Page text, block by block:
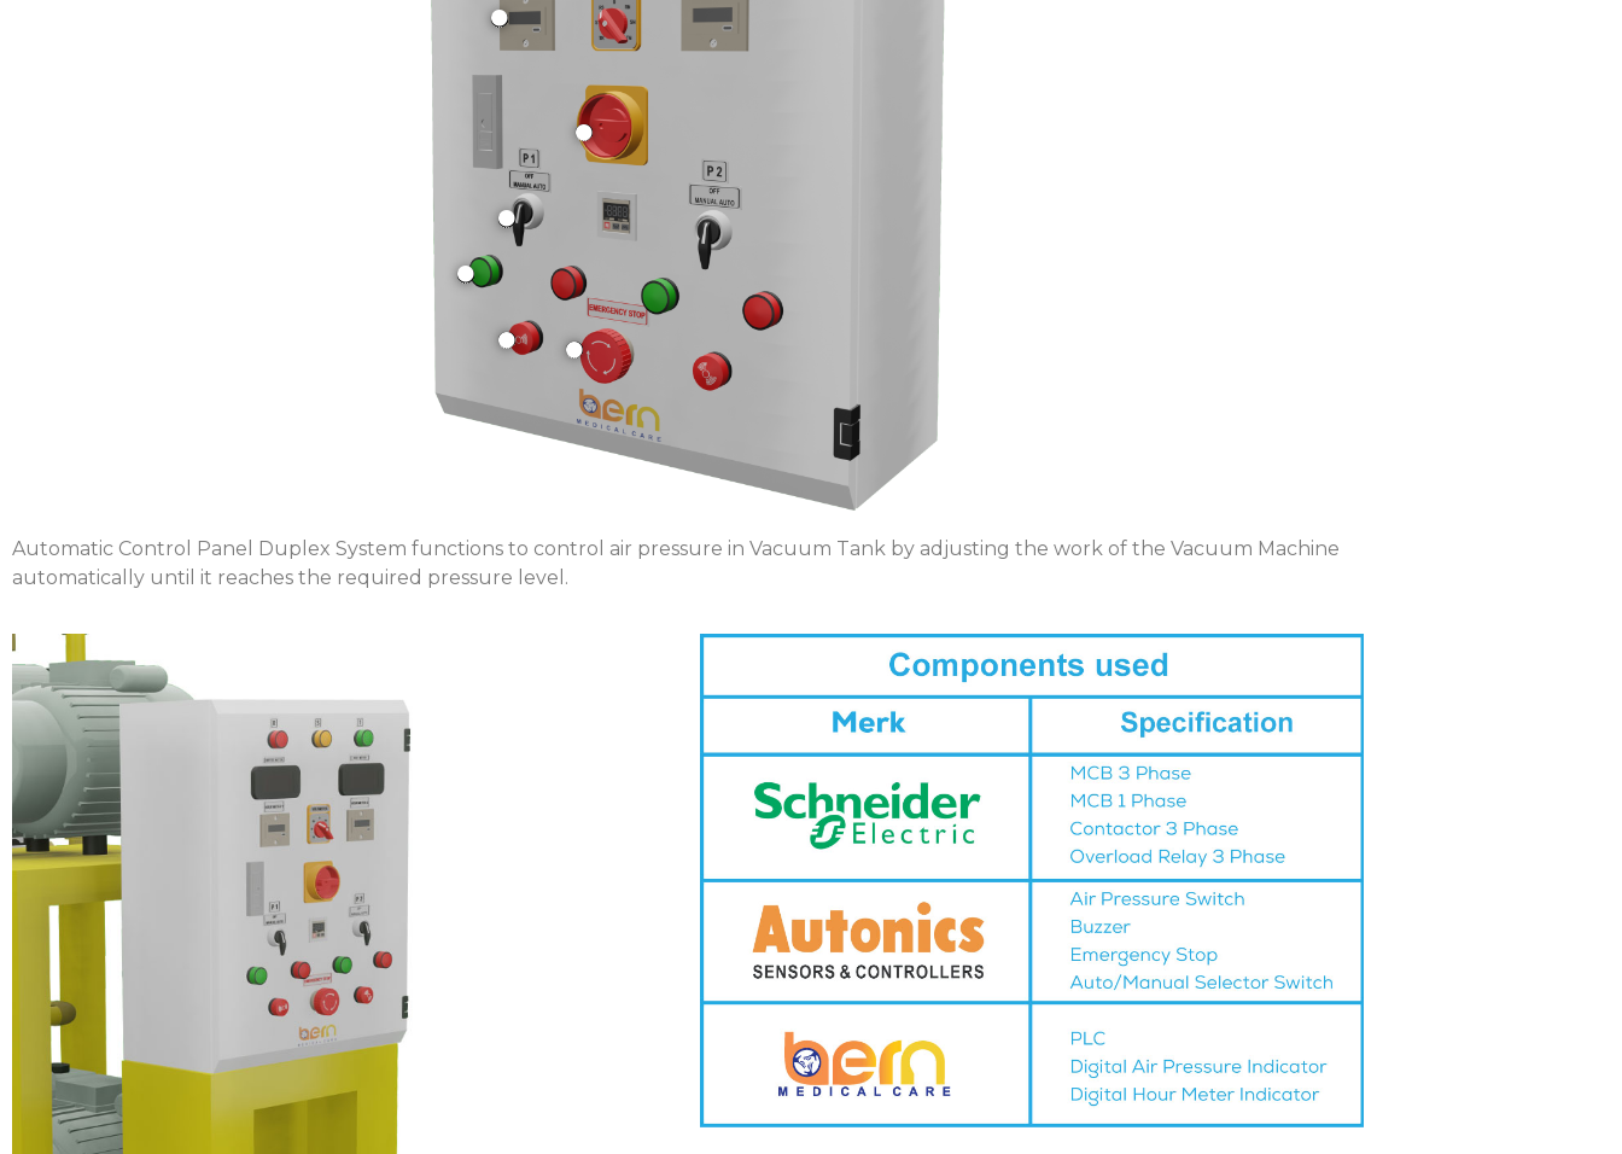
Automatic Control Panel Duplex System functions to control air pressure in Vacuum Tank by adjusting the work of the Vacuum Machine
automatically until it reaches the required pressure level.